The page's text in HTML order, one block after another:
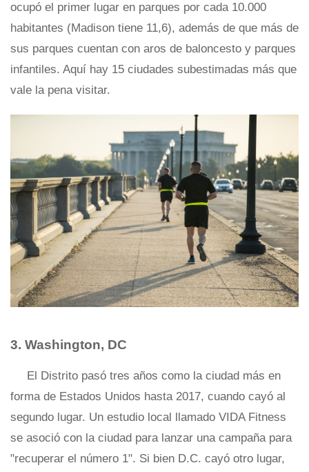
ocupó el primer lugar en parques por cada 10.000
habitantes (Madison tiene 11,6), además de que más de
sus parques cuentan con aros de baloncesto y parques
infantiles. Aquí hay 15 ciudades subestimadas más que
vale la pena visitar.
3. Washington, DC
El Distrito pasó tres años como la ciudad más en
forma de Estados Unidos hasta 2017, cuando cayó al
segundo lugar. Un estudio local llamado VIDA Fitness
se asoció con la ciudad para lanzar una campaña para
"recuperar el número 1". Si bien D.C. cayó otro lugar,